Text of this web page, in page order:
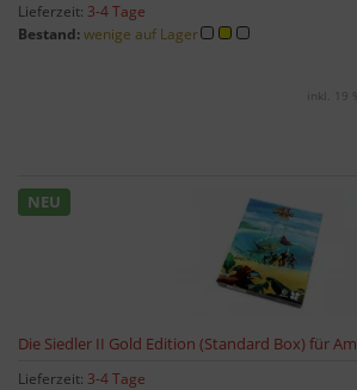
Lieferzeit: 3-4 Tage
Bestand:wenige auf Lager
inkl. 19
NEU
Die Siedler II Gold Edition (Standard Box) für
Lieferzeit: 3-4 Tage